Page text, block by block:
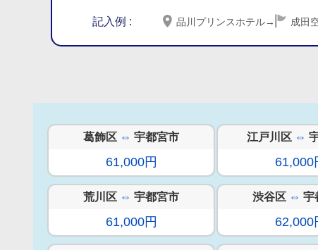
記入例 : 品川プリンスホテル→ 成田
葛飾区 ⇔ 宇都宮市
61,000円
江戸川区 ⇔
61,000
荒川区 ⇔ 宇都宮市
61,000円
渋谷区 ⇔ 宇
62,000